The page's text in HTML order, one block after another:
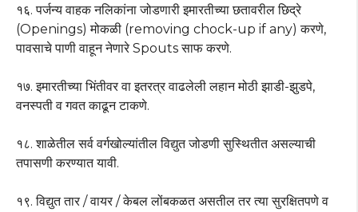
१६. पर्जन्य वाहक नलिकांना जोडणारी इमारतीच्या छतावरील छिद्रे
(Openings) मोकळी (removing chock-up if any) करणे,
पावसाचे पाणी वाहून नेणारे Spouts साफ करणे.
१७. इमारतीच्या भिंतीवर वा इतरत्र वाढलेली लहान मोठी झाडी-झुडपे,
वनस्पती व गवत काढून टाकणे.
१८. शाळेतील सर्व वर्गखोल्यांतील विद्युत जोडणी सुस्थितीत असल्याची
तपासणी करण्यात यावी.
१९. विद्युत तार / वायर / केबल लोंबकळत असतील तर त्या सुरक्षितपणे व